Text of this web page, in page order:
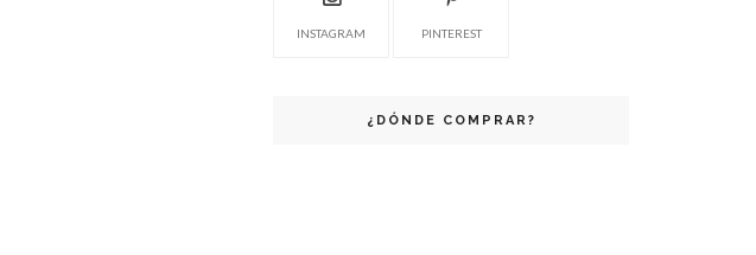
INSTAGRAM PINTEREST
¿DÓNDE COMPRAR?